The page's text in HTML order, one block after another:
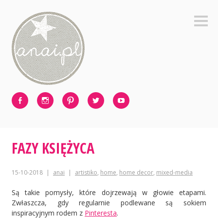
content
FAZY KSIĘŻYCA
15-10-2018 anai artistiko, home, home decor, mixed-media
Są takie pomysły, które dojrzewają w głowie etapami.
Zwłaszcza, gdy regularnie podlewane są sokiem
inspiracyjnym rodem z Pinteresta.